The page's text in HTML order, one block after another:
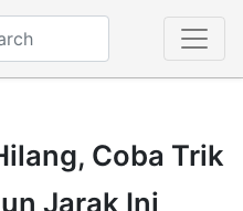
Coba Trik
Jarak Ini